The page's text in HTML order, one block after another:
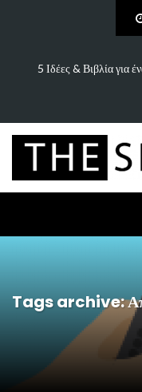
5 Ιδέες & Βιβλία για
Tags archive: